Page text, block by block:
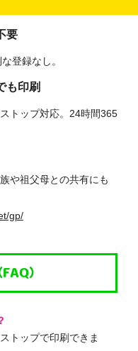
要
登録なし。
も印刷
トップ対応。24時間365
や祖父母との共有にも
gp/
）
トップで印刷できま